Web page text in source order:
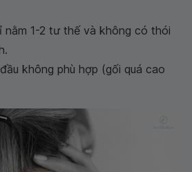
nằm 1-2 tư thế và không có thói
không phù hợp (gối quá cao